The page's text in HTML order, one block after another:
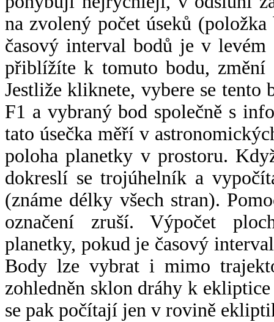
na zvolený počet úseků
časový interval bodů je v
přiblížíte k tomuto bodu,
Jestliže kliknete, vybere se tento
F1 a vybraný bod společně s
tato úsečka měří v
poloha planetky v prostoru.
dokreslí se trojúhelník a
(známe délky všech stran).
označení zruší. Výpočet
planetky, pokud je časový
Body lze vybrat i mimo
zohledněn sklon dráhy k
se pak počítají jen v rovině